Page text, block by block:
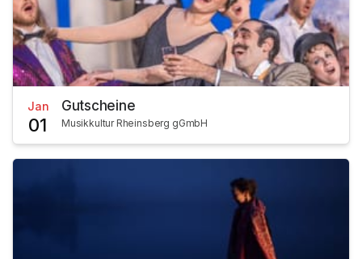
Jan
01
Gutscheine
Musikkultur Rheinsberg gGmbH